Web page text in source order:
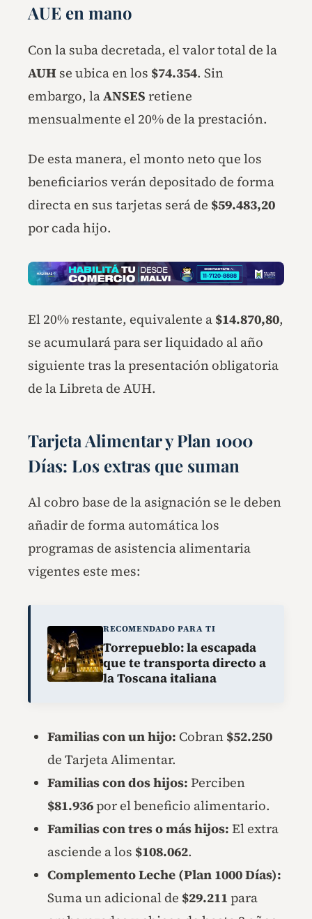
AUE en mano
Con la suba decretada, el valor total de la
AUH se ubica en los $74.354. Sin
embargo, laANSES retiene
mensualmente el 20% de la prestación.
De esta manera, el monto neto que los
beneficiarios verán depositado de forma
directa en sus tarjetas será de $59.483,20
por cada hijo.
El 20% restante, equivalente a $14.870,80,
se acumulará para ser liquidado al año
siguiente tras la presentación obligatoria
de la Libreta de AUH.
Tarjeta Alimentar y Plan 1000
Días: Los extras que suman
Al cobro base de la asignación se le deben
añadir de forma automática los
programas de asistencia alimentaria
vigentes este mes:
RECOMENDADO PARA TI
Torrepueblo: la escapada
que te transporta directo a
la Toscana italiana
Familias con un hijo: Cobran $52.250
de Tarjeta Alimentar.
Familias con dos hijos: Perciben
$81.936por el beneficio alimentario.
Familias con tres o más hijos: El extra
asciende a los $108.062.
Complemento Leche (Plan 1000 Días):
Suma un adicional de $29.211 para